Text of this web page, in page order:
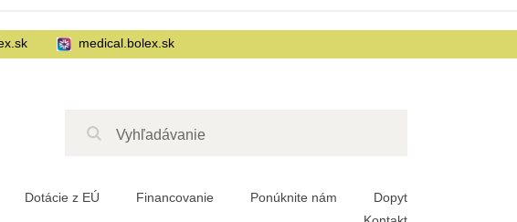
Dotácie z EÚ Financovanie Ponúknite nám
Dopyt
medical.bolex.sk